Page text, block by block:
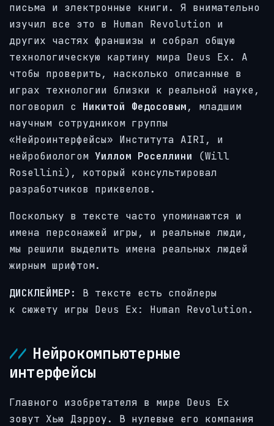
письма и электронные книги. Я внимательно
изучил все это в Human Revolution и
других частях франшизы и собрал общую
технологическую картину мира Deus Ex. А
чтобы проверить, насколько описанные в
играх технологии близки к реальной науке,
поговорил с Никитой Федосовым, младшим
научным сотрудником группы
«Нейроинтерфейсы» Института AIRI, и
нейробиологом Уиллом Роселлини (Will
Rosellini), который консультировал
разработчиков приквелов.
Поскольку в тексте часто упоминаются и
имена персонажей игры, и реальные люди,
мы решили выделить имена реальных людей
жирным шрифтом.
ДИСКЛЕЙМЕР:
В тексте есть спойлеры
к сюжету игры Deus Ex: Human Revolution.
Нейрокомпьютерные
интерфейсы
Главного изобретателя в мире Deus Ex
зовут Хью Дэрроу. В нулевые его компания